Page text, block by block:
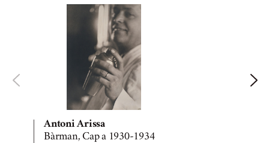
Antoni Arissa
Bàrman, Cap a 1930-1934